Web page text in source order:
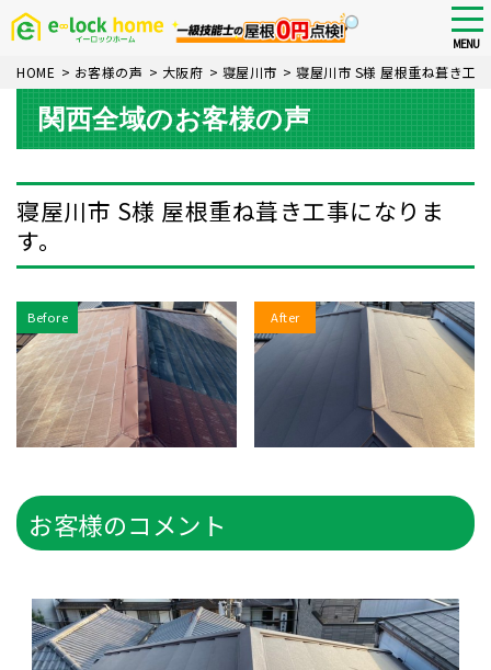
Skip
content
MENU
HOME > お客様の声 > 大阪府 > 寝屋川市 > 寝屋川市 S様 屋根重ね葺き工
関西全域のお客様の声
寝屋川市 S様 屋根重ね葺き工事になりま
す。
Before After
お客様のコメント